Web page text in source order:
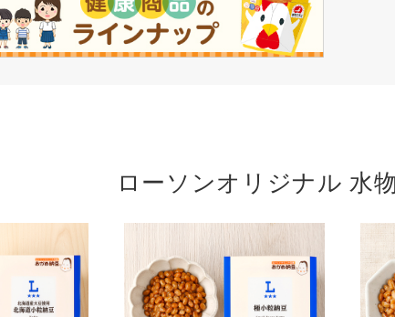
ローソンオリジナル 水